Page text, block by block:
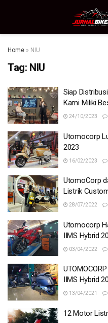
Home » NIU
Tag: NIU
Siap
Kami Miliki
24/10/2023
Utomocorp
2023
16/02/2023
UtomoCorp
Listrik
28/07/2022
Utomocorp
IIMS Hybrid
03/04/2022
IIMS Hybrid
13/04/2021
12 Motor